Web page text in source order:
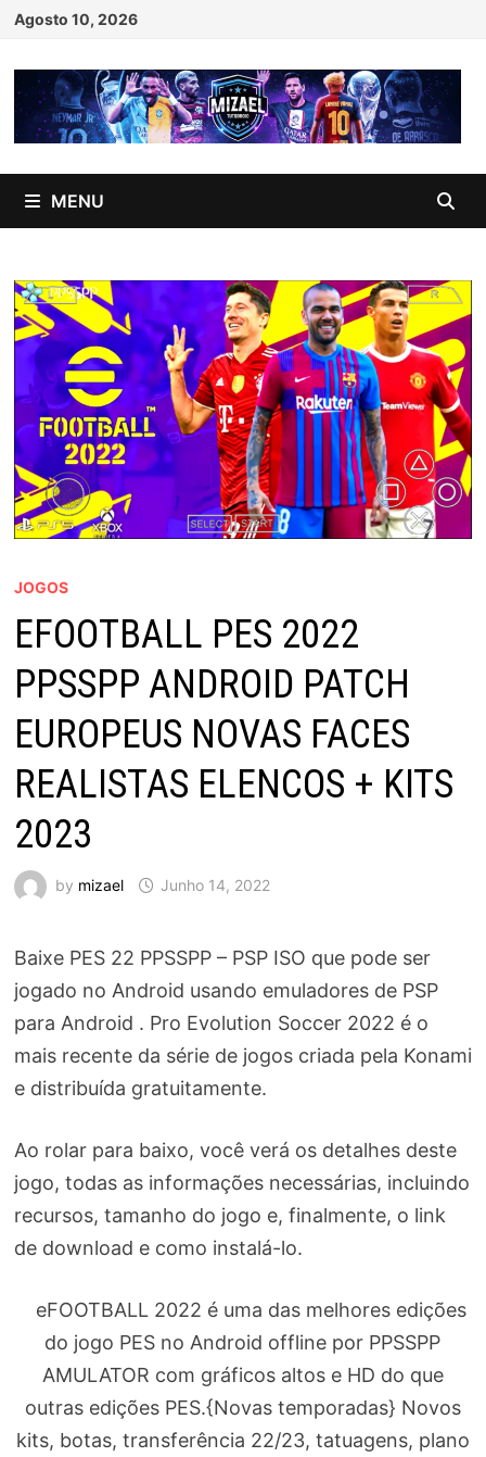
Skip
content
Agosto 10, 2026
MENU
JOGOS
EFOOTBALL PES 2022
PPSSPP ANDROID PATCH
EUROPEUS NOVAS FACES
REALISTAS ELENCOS + KITS
2023
by mizael Junho 14, 2022
Baixe PES 22 PPSSPP – PSP ISO que pode ser
jogado no Android usando emuladores de PSP
para Android . Pro Evolution Soccer 2022 é o
mais recente da série de jogos criada pela Konami
e distribuída gratuitamente.
Ao rolar para baixo, você verá os detalhes deste
jogo, todas as informações necessárias, incluindo
recursos, tamanho do jogo e, finalmente, o link
de download e como instalá-lo.
eFOOTBALL 2022 é uma das melhores edições
do jogo PES no Android offline por PPSSPP
AMULATOR com gráficos altos e HD do que
outras edições PES.{Novas temporadas} Novos
kits, botas, transferência 22/23, tatuagens, plano